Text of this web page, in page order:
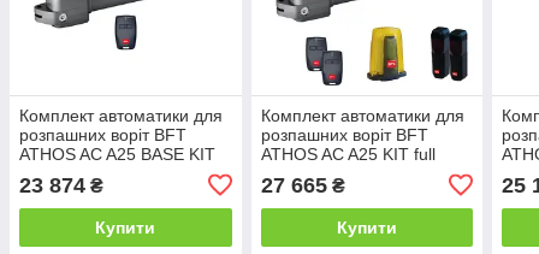
Комплект автоматики для
розпашних воріт BFT
ATHOS AC A25 BASE KIT
23 874 ₴
Купити
Комплект автоматики для
розпашних воріт BFT
ATHOS AC A25 KIT full
27 665₴
Купити
25